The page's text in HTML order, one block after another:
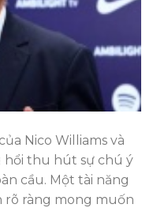
Nico Williams và
hổi thu hút sự chú ý
cầu. Một tài năng
rõ ràng mong muốn